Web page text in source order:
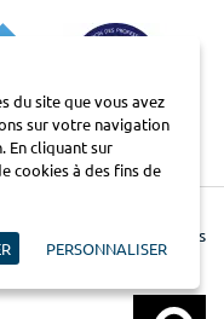
pour la protection des
du site que vous avez
sur votre navigation
En cliquant sur
cookies à des fins de
PERSONNALISER